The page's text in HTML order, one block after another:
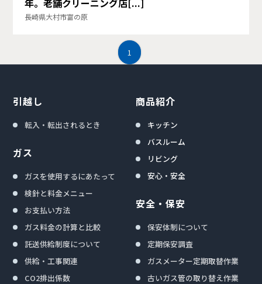
長崎県大村市富の原
1
引越し
転入・転出されるとき
ガス
ガスを使用するにあたって
検針と料金メニュー
お支払い方法
ガス料金の計算と比較
託送供給制度について
供給・工事関連
CO2排出係数
商品紹介
キッチン
バスルーム
リビング
安心・安全
安全・保安
保安体制について
定期保安調査
ガスメーター定期取替作業
古いガス管の取り替え作業